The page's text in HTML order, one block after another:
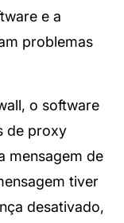
e a
problemas
o software
de proxy
mensagem de
tiver
desativado,